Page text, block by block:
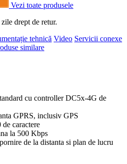
Vezi toate produsele
drept de retur.
tehnică Video Servicii conexe
similare
cu controller DC5x-4G de
GPRS, inclusiv GPS
caractere
la 500 Kbps
de la distanta si plan de lucru